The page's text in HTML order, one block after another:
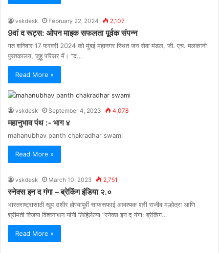
vskdesk February 22, 2024 2,107
9वां द रूट्स: ओपन माइक सफलता पूर्वक संपन्न
गत शनिवार 17 फरवरी 2024 को मुंबई महानगर स्थित जन सेवा मंडल, जी. एच. मलकानी
पुस्तकालय, जुहू परिसर में। “द…
Read More »
vskdesk September 4, 2023 4,078
महानुभाव पंथ :- भाग ४
mahanubhav panth chakradhar swami
Read More »
vskdesk March 10, 2023 2,751
स्नेक्स इन द गंगा – ब्रेकिंग इंडिया २.०
भारतराष्ट्रासाठी खूप उशीर होण्यापूर्वी साफसफाई आवश्यक श्री राजीव मल्होत्रा आणि
श्रीमती विजया विश्वनाथन यांनी लिहिलेल्या “स्नेक्स इन द गंगा: ब्रेकिंग…
Read More »